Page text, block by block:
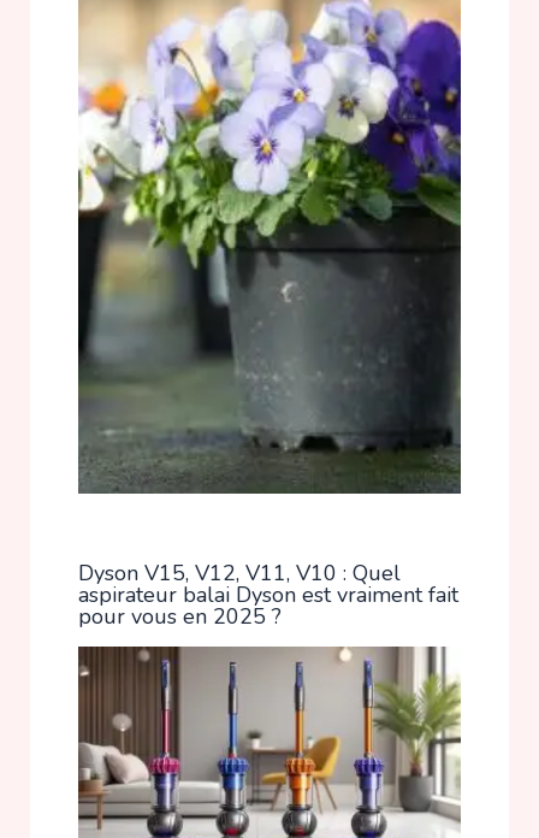
Dyson V15, V12, V11, V10 : Quel
aspirateur balai Dyson est vraiment fait
pour vous en 2025 ?